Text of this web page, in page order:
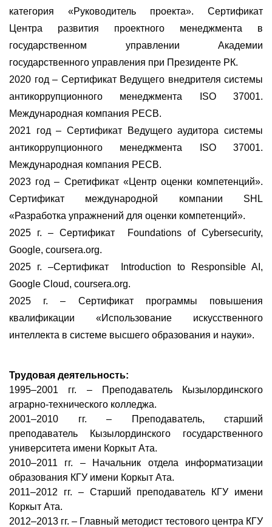
категория «Руководитель проекта». Сертификат
Центра развития проектного менеджмента в
государственном управлении Академии
государственного управления при Президенте РК.
2020 год – Сертификат Ведущего внедрителя системы
антикоррупционного менеджмента ISO 37001.
Международная компания PECB.
2021 год – Сертификат Ведущего аудитора системы
антикоррупционного менеджмента ISO 37001.
Международная компания PECB.
2023 год – Сретификат «Центр оценки компетенций».
Сертификат международной компании SHL
«Разработка упражнений для оценки компетенций».
2025 г. – Сертификат Foundations of Cybersecurity,
Google, coursera.org.
2025 г. –Сертификат Introduction to Responsible AI,
Google Cloud, coursera.org.
2025 г. – Сертификат программы повышения
квалификации «Использование искусственного
интеллекта в системе высшего образования и науки».
Трудовая деятельность:
1995–2001 гг. – Преподаватель Кызылординского
аграрно-технического колледжа.
2001–2010 гг. – Преподаватель, старший
преподаватель Кызылординского государственного
университета имени Коркыт Ата.
2010–2011 гг. – Начальник отдела информатизации
образования КГУ имени Коркыт Ата.
2011–2012 гг. – Старший преподаватель КГУ имени
Коркыт Ата.
2012–2013 гг. – Главный методист тестового центра КГУ